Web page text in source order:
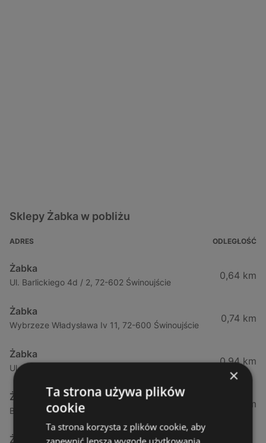
Sklepy Żabka w pobliżu
ADRES ODLEGŁOŚĆ
Żabka
Ul. Barlickiego 4d / 2, 72-602 Świnoujście
0,64 km
Żabka
Wybrzeze Władysława Iv 11, 72-600 Świnoujście
0,74 km
Żabka
Ul. Bohaterów Września 49, 72-600 Świnoujście
0,94 km
Żabka
Bohaterów Września 52, 72-600 Świnoujście
1,02 km
Żabka
×
Ta strona używa plików
cookie
Ta strona korzysta z plików cookie, aby